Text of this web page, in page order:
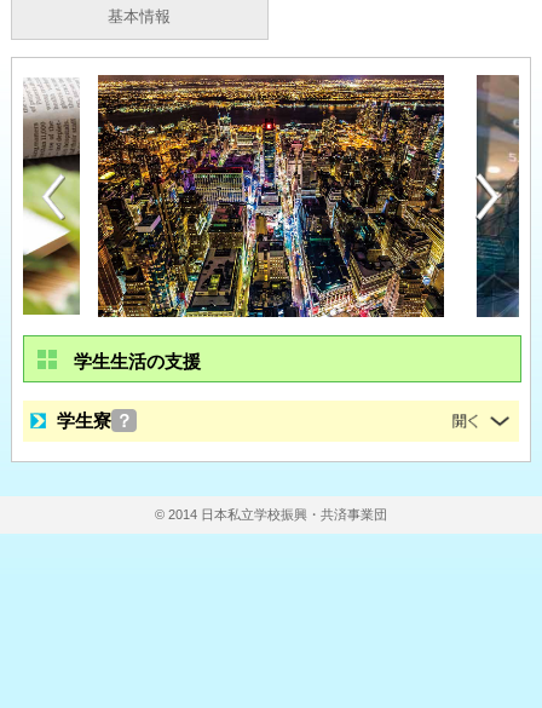
基本情報
学生生活の支援
学生寮 ？
© 2014 日本私立学校振興・共済事業団